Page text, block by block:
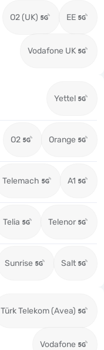
O2 (UK) EE
Vodafone UK
Yettel
O2 Orange
Telemach A1
Telia Telenor
Sunrise Salt
Türk Telekom (Avea)
Vodafone